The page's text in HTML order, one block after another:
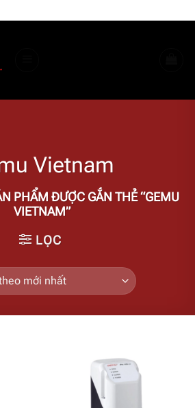
Vietnam
PHẨM ĐƯỢC GẮN THẺ “GEMU
VIETNAM”
LỌC